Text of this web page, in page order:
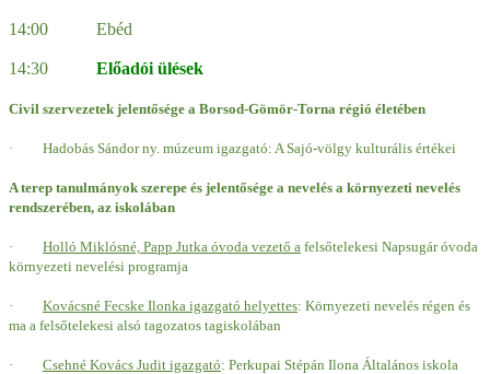
14:00 Ebéd
14:30 Előadói ülések
Civil szervezetek jelentősége a Borsod-Gömör-Torna régió életében
· Hadobás Sándor ny. múzeum igazgató: A Sajó-völgy kulturális értékei
A terep tanulmányok szerepe és jelentősége a nevelés a környezeti nevelés
rendszerében, az iskolában
· Holló Miklósné, Papp Jutka óvoda vezető a felsőtelekesi Napsugár óvoda
környezeti nevelési programja
· Kovácsné Fecske Ilonka igazgató helyettes: Környezeti nevelés régen és
ma a felsőtelekesi alsó tagozatos tagiskolában
· Csehné Kovács Judit igazgató: Perkupai Stépán Ilona Általános iskola